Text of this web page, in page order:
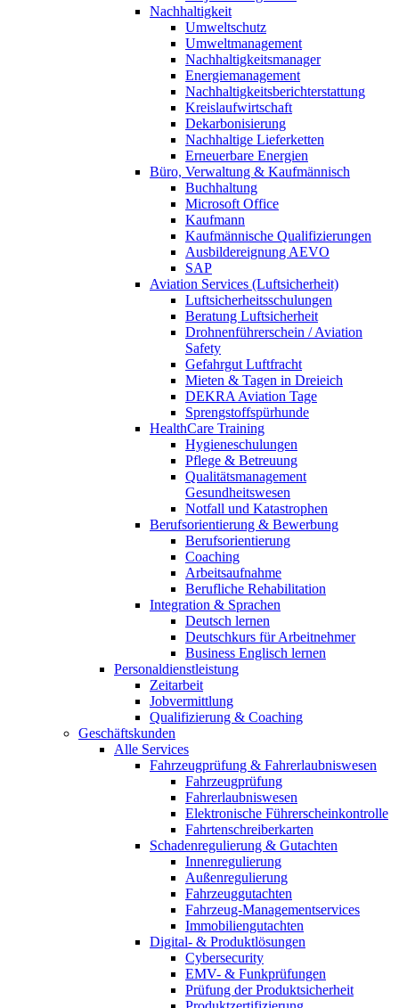
Nachhaltigkeit
Umweltschutz
Umweltmanagement
Nachhaltigkeitsmanager
Energiemanagement
Nachhaltigkeitsberichterstattung
Kreislaufwirtschaft
Dekarbonisierung
Nachhaltige Lieferketten
Erneuerbare Energien
Büro, Verwaltung & Kaufmännisch
Buchhaltung
Microsoft Office
Kaufmann
Kaufmännische Qualifizierungen
Ausbildereignung AEVO
SAP
Aviation Services (Luftsicherheit)
Luftsicherheitsschulungen
Beratung Luftsicherheit
Drohnenführerschein / Aviation
Safety
Gefahrgut Luftfracht
Mieten & Tagen in Dreieich
DEKRA Aviation Tage
Sprengstoffspürhunde
HealthCare Training
Hygieneschulungen
Pflege & Betreuung
Qualitätsmanagement
Gesundheitswesen
Notfall und Katastrophen
Berufsorientierung & Bewerbung
Berufsorientierung
Coaching
Arbeitsaufnahme
Berufliche Rehabilitation
Integration & Sprachen
Deutsch lernen
Deutschkurs für Arbeitnehmer
Business Englisch lernen
Personaldienstleistung
Zeitarbeit
Jobvermittlung
Qualifizierung & Coaching
Geschäftskunden
Alle Services
Fahrzeugprüfung & Fahrerlaubniswesen
Fahrzeugprüfung
Fahrerlaubniswesen
Elektronische Führerscheinkontrolle
Fahrtenschreiberkarten
Schadenregulierung & Gutachten
Innenregulierung
Außenregulierung
Fahrzeuggutachten
Fahrzeug-Managementservices
Immobiliengutachten
Digital- & Produktlösungen
Cybersecurity
EMV- & Funkprüfungen
Prüfung der Produktsicherheit